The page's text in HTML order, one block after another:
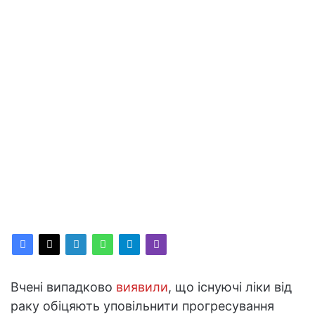
Вчені випадково виявили, що існуючі ліки від
раку обіцяють уповільнити прогресування